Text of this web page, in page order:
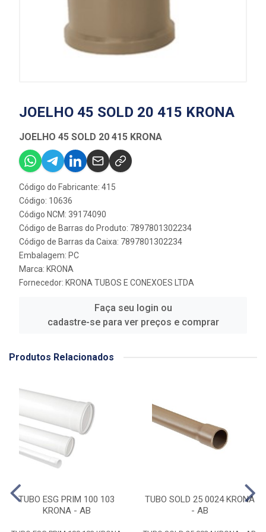
JOELHO 45 SOLD 20 415 KRONA
JOELHO 45 SOLD 20 415 KRONA
Código do Fabricante: 415
Código: 10636
Código NCM: 39174090
Código de Barras do Produto: 7897801302234
Código de Barras da Caixa: 7897801302234
Embalagem: PC
Marca: KRONA
Fornecedor: KRONA TUBOS E CONEXOES LTDA
Faça seu login ou
cadastre-se para ver preços e comprar
Produtos Relacionados
TUBO ESG PRIM 100 103
KRONA - AB
TUBO SOLD 25 0024 KRONA
- AB